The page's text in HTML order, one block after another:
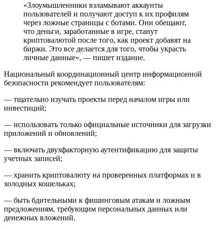
«Злоумышленники взламывают аккаунты
пользователей и получают доступ к их профилям
через ложные страницы с ботами. Они обещают,
что деньги, заработанные в игре, станут
криптовалютой после того, как проект добавят на
биржи. Это все делается для того, чтобы украсть
личные данные», — пишет издание.
Национальный координационный центр информационной
безопасности рекомендует пользователям:
— тщательно изучать проекты перед началом игры или
инвестиций;
— использовать только официальные источники для загрузки
приложений и обновлений;
— включать двухфакторную аутентификацию для защиты
учетных записей;
— хранить криптовалюту на проверенных платформах и в
холодных кошельках;
— быть бдительными к фишинговым атакам и ложным
предложениям, требующим персональных данных или
денежных вложений.